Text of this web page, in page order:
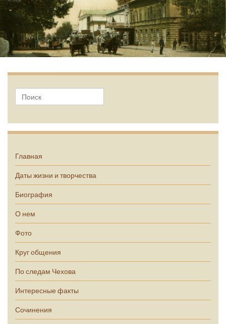
Главная
Даты жизни и творчества
Биография
О нем
Фото
Круг общения
По следам Чехова
Интересные факты
Сочинения